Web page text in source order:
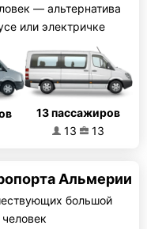
— альтернатива
или электричке
13 пассажиров
13
13
Альмерии
большой